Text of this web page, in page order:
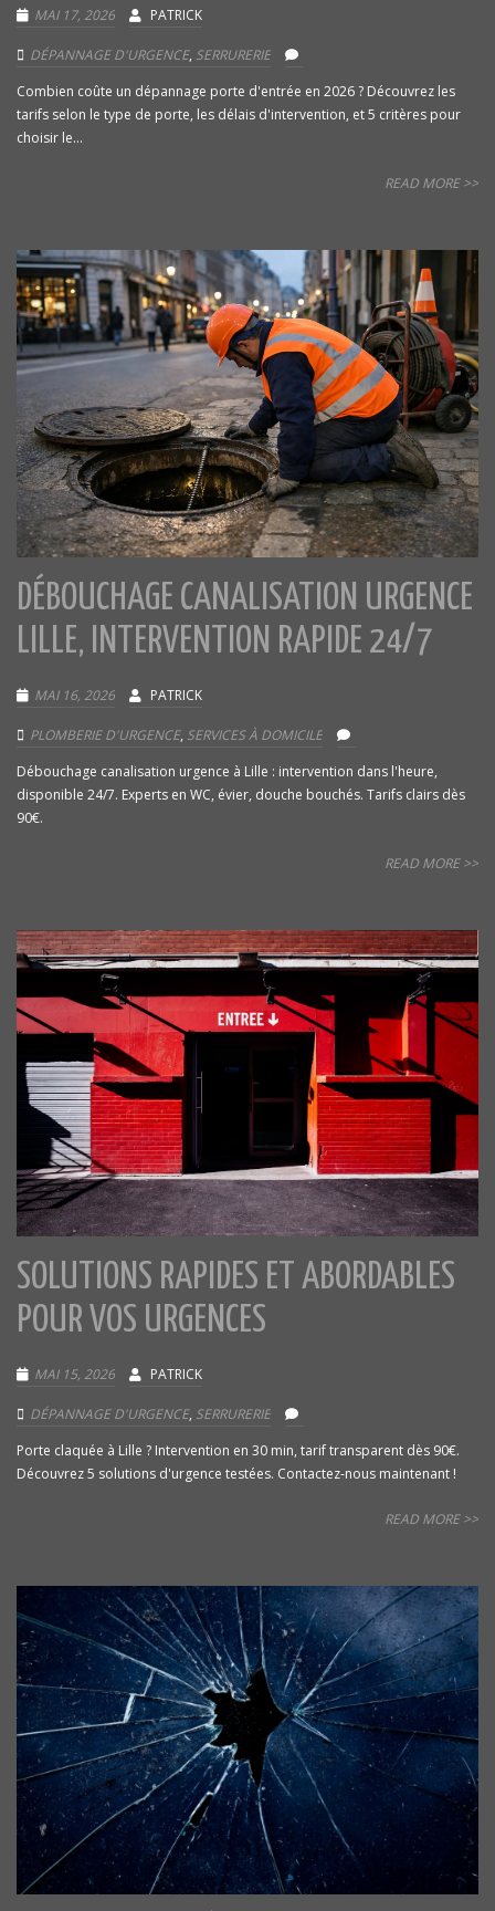
MAI 17, 2026 PATRICK
DÉPANNAGE D'URGENCE, SERRURERIE
Combien coûte un dépannage porte d'entrée en 2026 ? Découvrez les
tarifs selon le type de porte, les délais d'intervention, et 5 critères pour
choisir le...
READ MORE >>
DÉBOUCHAGE CANALISATION URGENCE
LILLE, INTERVENTION RAPIDE 24/7
MAI 16, 2026 PATRICK
PLOMBERIE D'URGENCE, SERVICES À DOMICILE
Débouchage canalisation urgence à Lille : intervention dans l'heure,
disponible 24/7. Experts en WC, évier, douche bouchés. Tarifs clairs dès
90€.
READ MORE >>
SOLUTIONS RAPIDES ET ABORDABLES
POUR VOS URGENCES
MAI 15, 2026 PATRICK
DÉPANNAGE D'URGENCE, SERRURERIE
Porte claquée à Lille ? Intervention en 30 min, tarif transparent dès 90€.
Découvrez 5 solutions d'urgence testées. Contactez-nous maintenant !
READ MORE >>